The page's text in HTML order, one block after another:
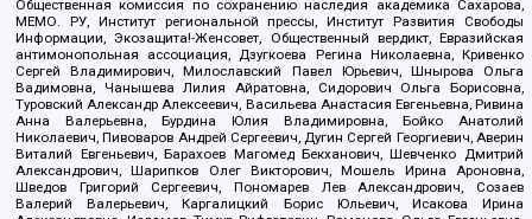
Общественная комиссия по сохранению наследия академика Сахарова,
МЕМО. РУ, Институт региональной прессы, Институт Развития Свободы
Информации, Экозащита!-Женсовет, Общественный вердикт, Евразийская
антимонопольная ассоциация, Дзугкоева Регина Николаевна, Кривенко
Сергей Владимирович, Милославский Павел Юрьевич, Шнырова Ольга
Вадимовна, Чанышева Лилия Айратовна, Сидорович Ольга Борисовна,
Туровский Александр Алексеевич, Васильева Анастасия Евгеньевна, Ривина
Анна Валерьевна, Бурдина Юлия Владимировна, Бойко Анатолий
Николаевич, Пивоваров Андрей Сергеевич, Дугин Сергей Георгиевич, Аверин
Виталий Евгеньевич, Барахоев Магомед Бекханович, Шевченко Дмитрий
Александрович, Шарипков Олег Викторович, Мошель Ирина Ароновна,
Шведов Григорий Сергеевич, Пономарев Лев Александрович, Созаев
Валерий Валерьевич, Каргалицкий Борис Юльевич, Исакова Ирина